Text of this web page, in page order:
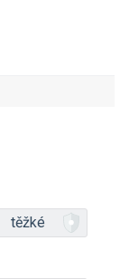
těžké